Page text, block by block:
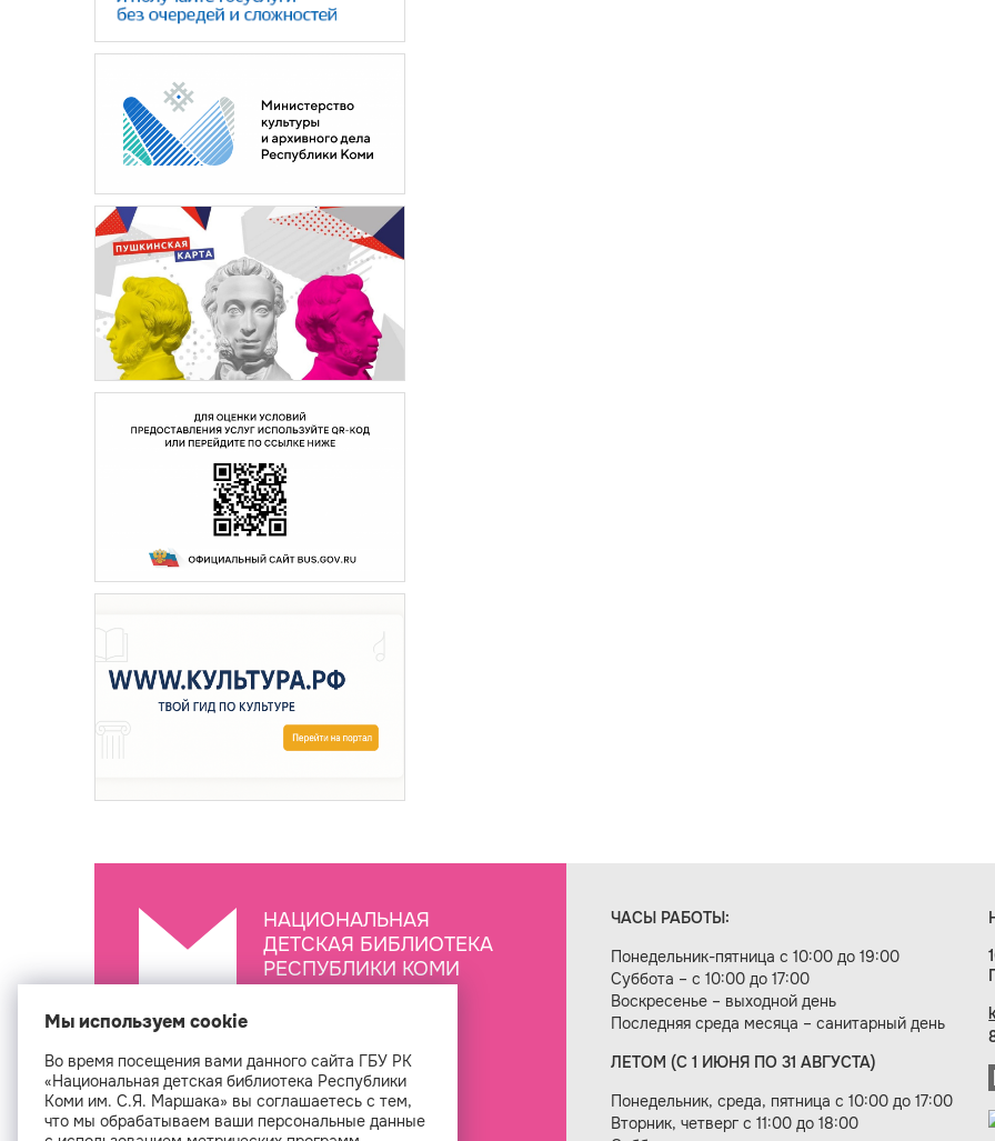
НАЦИОНАЛЬНАЯ
ДЕТСКАЯ БИБЛИОТЕКА
РЕСПУБЛИКИ КОМИ
ЧАСЫ РАБОТЫ:
Понедельник-пятница с 10:00 до 19:00
Суббота – с 10:00 до 17:00
Воскресенье – выходной день
Последняя среда месяца – санитарный день
ЛЕТОМ (С 1 ИЮНЯ ПО 31 АВГУСТА)
Понедельник, среда, пятница с 10:00 до 17:00
Вторник, четверг с 11:00 до 18:00
Создание сайта — веб-студия «Цифровой век»
Мы используем cookie
Во время посещения вами данного сайта ГБУ РК
«Национальная детская библиотека Республики
Коми им. С.Я. Маршака» вы соглашаетесь с тем,
что мы обрабатываем ваши персональные данные